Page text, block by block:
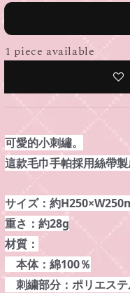
1 piece available
可愛的小刺繡。
這款毛巾手帕採用絲帶製
サイズ：約
重さ：約28g
材質：
本体：綿100％
刺繍部分：ポリエステ